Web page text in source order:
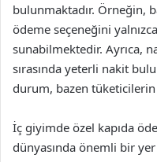
bulunmaktadır. Örneğin,
ödeme seçeneğini
sunabilmektedir. Ayrıca,
sırasında yeterli nakit
durum, bazen
İç giyimde özel kapıda
dünyasında önemli bir